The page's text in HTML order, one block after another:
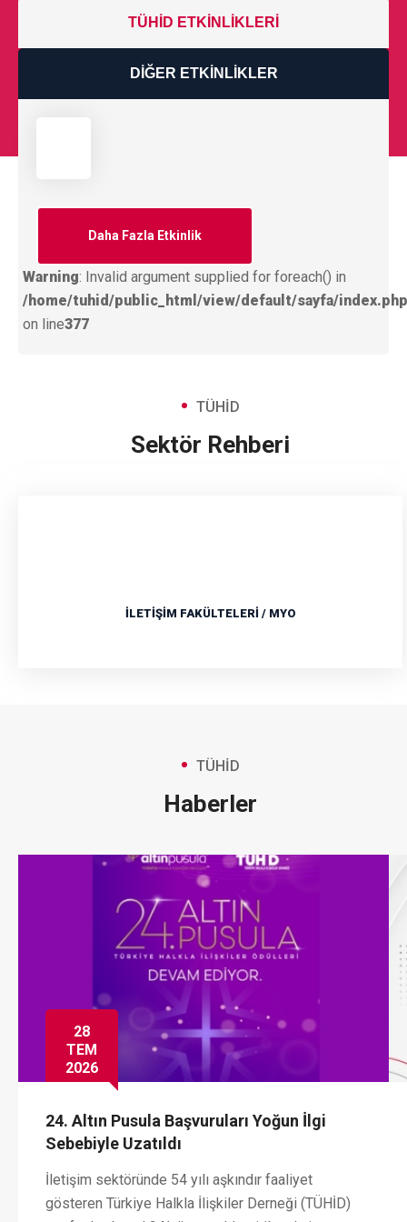
TÜHİD ETKINLIKLERI
DIĞER ETKINLIKLER
Daha Fazla Etkinlik
Warning: Invalid argument supplied for foreach() in
/home/tuhid/public_html/view/default/sayfa/index.php
on line377
TÜHİD
Sektör Rehberi
İLETIŞIM FAKÜLTELERI / MYO
TÜHİD
Haberler
28
TEM
2026
24. Altın Pusula Başvuruları Yoğun İlgi
Sebebiyle Uzatıldı
İletişim sektöründe 54 yılı aşkındır faaliyet
gösteren Türkiye Halkla İlişkiler Derneği (TÜHİD)